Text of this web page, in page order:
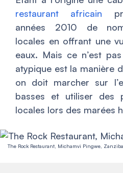
restaurant africain
années 2010 de
locales en offrant une
eaux. Mais ce n’est
atypique est la manière
on doit marcher sur
basses et utiliser des
locales lors des marées
The Rock Restaurant, Michamvi Pingwe,